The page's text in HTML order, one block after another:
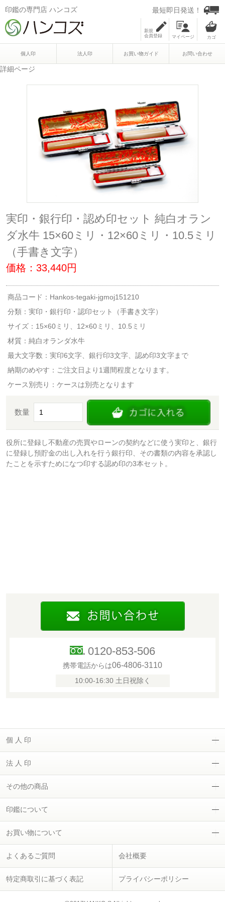
印鑑の専門店 ハンコズ 最短即日発送！
新規
会員登録
マイページ
個人印 法人印 お買い物ガイド お問い合わせ
詳細ページ
実印・銀行印・認め印セット 純白オラン
ダ水牛 15×60ミリ・12×60ミリ・10.5ミリ
（手書き文字）
価格：33,440円
商品コード：Hankos-tegaki-jgmoj151210
分類： 実印・銀行印・認印セット（手書き文字）
サイズ：15×60ミリ、12×60ミリ、10.5ミリ
材質：純白オランダ水牛
最大文字数：実印6文字、銀行印3文字、認め印3文字まで
納期のめやす：ご注文日より1週間程度となります。
ケース別売り：ケースは別売となります
数量
役所に登録し不動産の売買やローンの契約などに使う実印と、銀行
に登録し預貯金の出し入れを行う銀行印、その書類の内容を承認し
たことを示すためになつ印する認め印の3本セット。
0120-853-506
携帯電話からは06-4806-3110
10:00-16:30 土日祝除く
個 人 印
法 人 印
その他の商品
印鑑について
お買い物について
よくあるご質問 会社概要
特定商取引に基づく表記 プライバシーポリシー